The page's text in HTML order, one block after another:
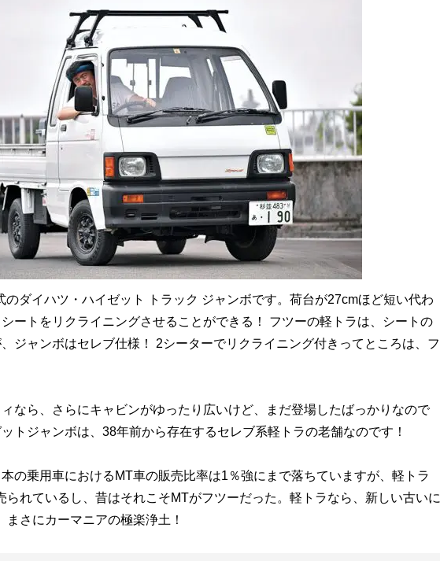
ダイハツ・ハイゼット トラック ジャンボです。荷台が27cmほど短い代わ
ートをリクライニングさせることができる！ フツーの軽トラは、シートの
ジャンボはセレブ仕様！ 2シーターでリクライニング付きってところは、フ
なら、さらにキャビンがゆったり広いけど、まだ登場したばっかりなので
トジャンボは、38年前から存在するセレブ系軽トラの老舗なのです！
の乗用車におけるMT車の販売比率は1％強にまで落ちていますが、軽トラ
られているし、昔はそれこそMTがフツーだった。軽トラなら、新しい古いに
さにカーマニアの極楽浄土！